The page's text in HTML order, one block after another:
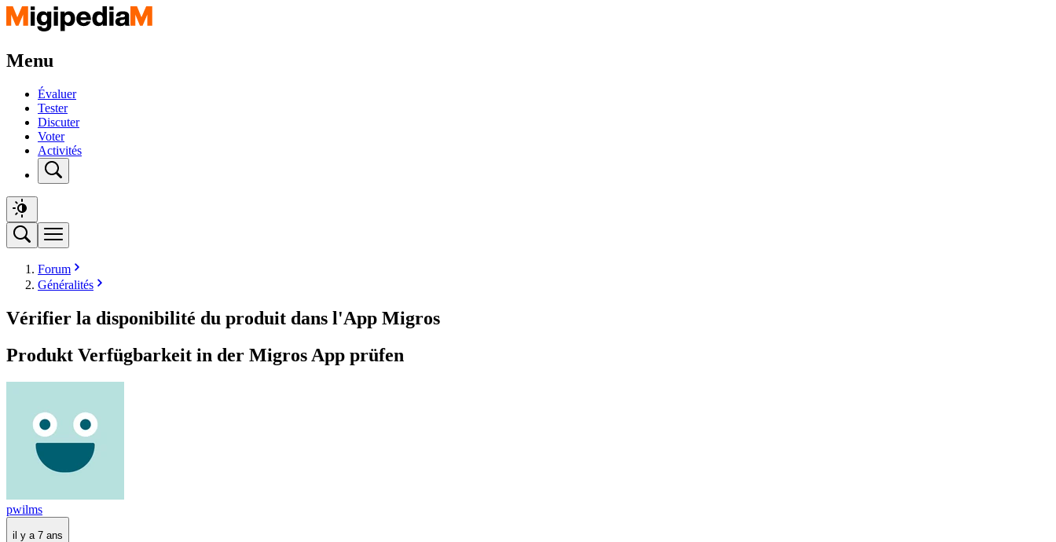
Menu
Évaluer
Tester
Discuter
Voter
Activités
Forum
Généralités
Vérifier la disponibilité du produit dans l'App Migros
Produkt Verfügbarkeit in der Migros App prüfen
pwilms
il y a 7 ans